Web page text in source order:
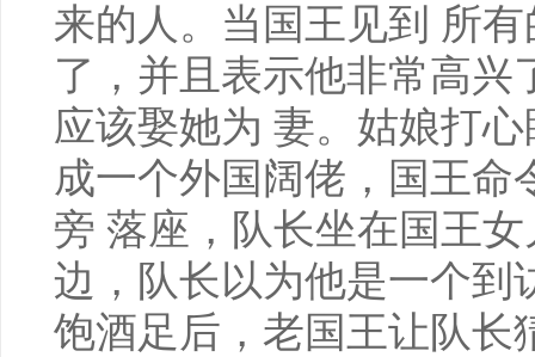
来的人。当国王见到 所
了，并且表示他非常高兴
应该娶她为 妻。姑娘打
成一个外国阔佬，国王命
旁 落座，队长坐在国王
边，队长以为他是一个到
饱酒足后，老国王让队长